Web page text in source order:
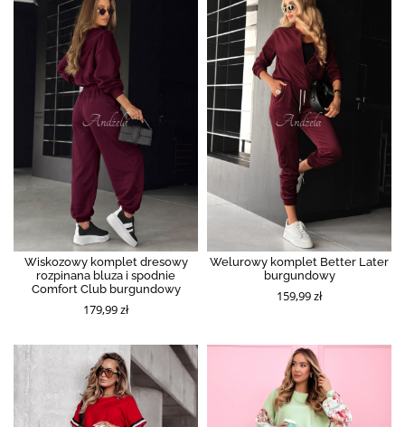
Wiskozowy komplet dresowy
rozpinana bluza i spodnie
Comfort Club burgundowy
179,99 zł
Welurowy komplet Better Later
burgundowy
159,99 zł